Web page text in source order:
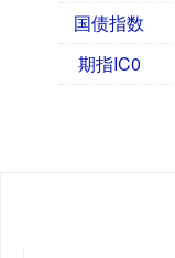
国债指数
期指IC0